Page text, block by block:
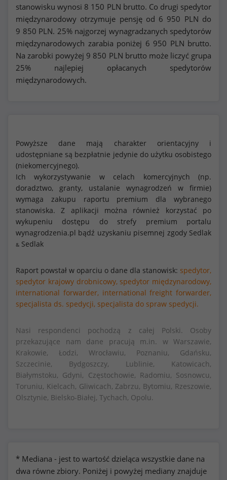
stanowisku wynosi 8 150 PLN brutto. Co drugi spedytor
międzynarodowy otrzymuje pensję od 6 950 PLN do
9 850 PLN. 25% najgorzej wynagradzanych spedytorów
międzynarodowych zarabia poniżej 6 950 PLN brutto.
Na zarobki powyżej 9 850 PLN brutto może liczyć grupa
25% najlepiej opłacanych spedytorów
międzynarodowych.
Powyższe dane mają charakter orientacyjny i
udostępniane są bezpłatnie jedynie do użytku osobistego
(niekomercyjnego).
Ich wykorzystywanie w celach komercyjnych (np.
doradztwo, granty, ustalanie wynagrodzeń w firmie)
wymaga zakupu raportu premium dla wybranego
stanowiska. Z aplikacji można również korzystać po
wykupeniu dostępu do strefy premium portalu
wynagrodzenia.pl bądź uzyskaniu pisemnej zgody Sedlak
& Sedlak
Raport powstał w oparciu o dane dla stanowisk: spedytor,
spedytor krajowy drobnicowy, spedytor międzynarodowy,
international forwarder, international freight forwarder,
specjalista ds. spedycji, specjalista do spraw spedycji.
Nasi respondenci pochodzą z całej Polski. Osoby
przekazujące nam dane pracują m.in. w Warszawie,
Krakowie, Łodzi, Wrocławiu, Poznaniu, Gdańsku,
Szczecinie, Bydgoszczy, Lublinie, Katowicach,
Białymstoku, Gdyni, Częstochowie, Radomiu, Sosnowcu,
Toruniu, Kielcach, Gliwicach, Zabrzu, Bytomiu, Rzeszowie,
Olsztynie, Bielsko-Białej, Tychach, Opolu.
* Mediana - jest to wartość dzieląca wszystkie dane na
dwa równe zbiory. Poniżej i powyżej mediany znajduje